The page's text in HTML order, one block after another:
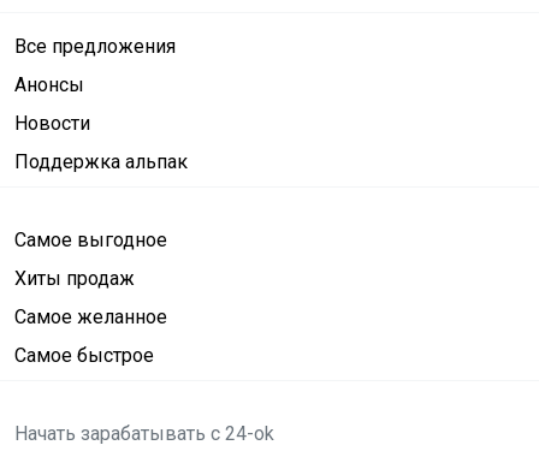
Все предложения
Анонсы
Новости
Поддержка альпак
Самое выгодное
Хиты продаж
Самое желанное
Самое быстрое
Начать зарабатывать с 24-ok